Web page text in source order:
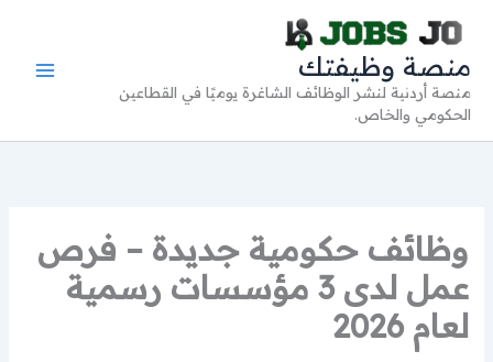
المحتوى
منصة وظيفتك
منصة أردنية لنشر الوظائف الشاغرة يوميًا في القطاعين
الحكومي والخاص.
وظائف حكومية جديدة – فرص
عمل لدى 3 مؤسسات رسمية
لعام 2026